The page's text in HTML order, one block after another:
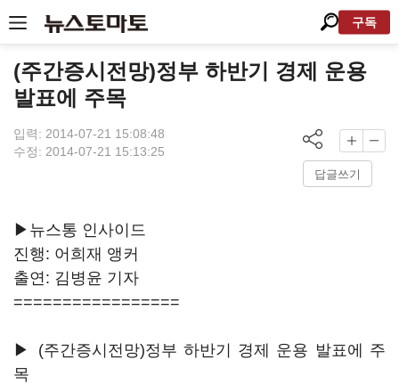
구독
(주간증시전망)정부 하반기 경제 운용
발표에 주목
입력: 2014-07-21 15:08:48
수정: 2014-07-21 15:13:25
답글쓰기
▶뉴스통 인사이드
진행: 어희재 앵커
출연: 김병윤 기자
=================
▶ (주간증시전망)정부 하반기 경제 운용 발표에 주
목